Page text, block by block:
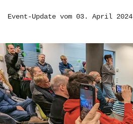
Event-Update vom 03. April 2024